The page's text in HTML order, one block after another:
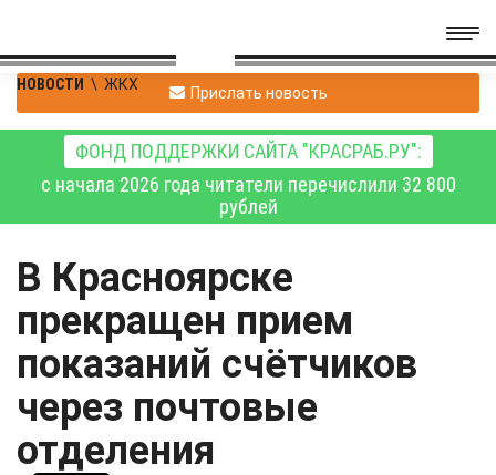
НОВОСТИ \ ЖКХ Прислать новость
ФОНД ПОДДЕРЖКИ САЙТА "КРАСРАБ.РУ":
с начала 2026 года читатели перечислили 32 800
рублей
В Красноярске
прекращен прием
показаний счётчиков
через почтовые
отделения